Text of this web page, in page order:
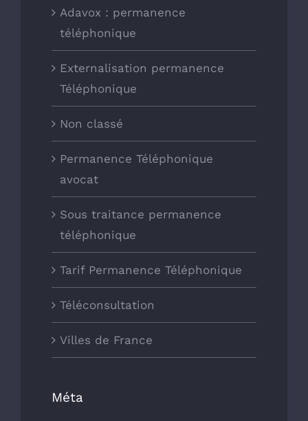
Adavox : permanence
téléphonique
Externalisation permanence
Téléphonique
Non classé
Permanence Téléphonique
avocat
Sous traitance permanence
téléphonique
Tarif Permanence Téléphonique
Téléconsultation
Villes de France
Méta